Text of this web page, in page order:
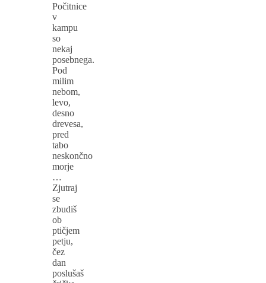
Počitnice
v
kampu
so
nekaj
posebnega.
Pod
milim
nebom,
levo,
desno
drevesa,
pred
tabo
neskončno
morje
…
Zjutraj
se
zbudiš
ob
ptičjem
petju,
čez
dan
poslušaš